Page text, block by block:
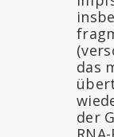
das
der